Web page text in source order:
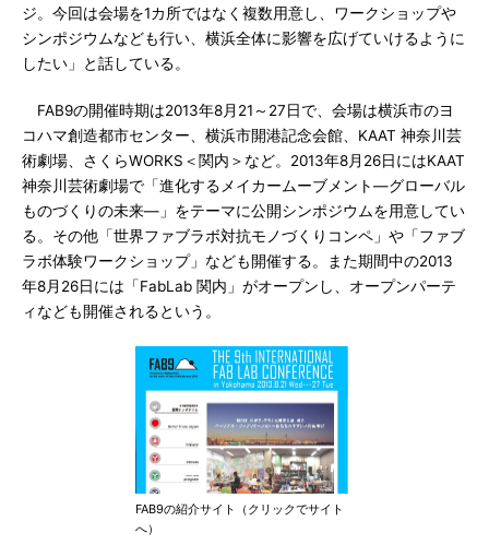
ジ。今回は会場を1カ所ではなく複数用意し、ワークショップや
シンポジウムなども行い、横浜全体に影響を広げていけるように
したい」と話している。
FAB9の開催時期は2013年8月21～27日で、会場は横浜市のヨ
コハマ創造都市センター、横浜市開港記念会館、KAAT 神奈川芸
術劇場、さくらWORKS＜関内＞など。2013年8月26日にはKAAT
神奈川芸術劇場で「進化するメイカームーブメント―グローバル
ものづくりの未来―」をテーマに公開シンポジウムを用意してい
る。その他「世界ファブラボ対抗モノづくりコンペ」や「ファブ
ラボ体験ワークショップ」なども開催する。また期間中の2013
年8月26日には「FabLab 関内」がオープンし、オープンパーテ
ィなども開催されるという。
FAB9の紹介サイト（クリックでサイト
へ）